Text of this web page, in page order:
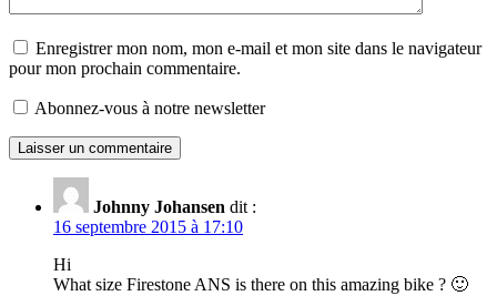
Enregistrer mon nom, mon e-mail et mon site dans le navigateur
pour mon prochain commentaire.
Abonnez-vous à notre newsletter
Johnny Johansen dit :
16 septembre 2015 à 17:10
Hi
What size Firestone ANS is there on this amazing bike ? 🙂